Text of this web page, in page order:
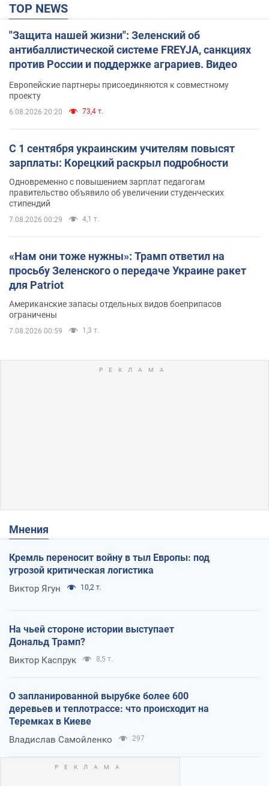
TOP NEWS
"Защита нашей жизни": Зеленский об
антибаллистической системе FREYJA, санкциях
против России и поддержке аграриев. Видео
Европейские партнеры присоединяются к совместному
проекту
6.08.2026 20:20 73,4 т.
С 1 сентября украинским учителям повысят
зарплаты: Корецкий раскрыл подробности
Одновременно с повышением зарплат педагогам
правительство объявило об увеличении студенческих
стипендий
7.08.2026 00:29 4,1 т.
«Нам они тоже нужны»: Трамп ответил на
просьбу Зеленского о передаче Украине ракет
для Patriot
Американские запасы отдельных видов боеприпасов
ограничены
7.08.2026 00:59 1,3 т.
Мнения
Кремль переносит войну в тыл Европы: под
угрозой критическая логистика
Виктор Ягун 10,2 т.
На чьей стороне истории выступает
Дональд Трамп?
Виктор Каспрук 8,5 т.
О запланированной вырубке более 600
деревьев и теплотрассе: что происходит на
Теремках в Киеве
Владислав Самойленко 297